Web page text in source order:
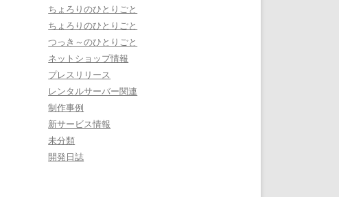
ちょろりのひとりごと
ちょろりのひとりごと
つっき～のひとりごと
ネットショップ情報
プレスリリース
レンタルサーバー関連
制作事例
新サービス情報
未分類
開発日誌